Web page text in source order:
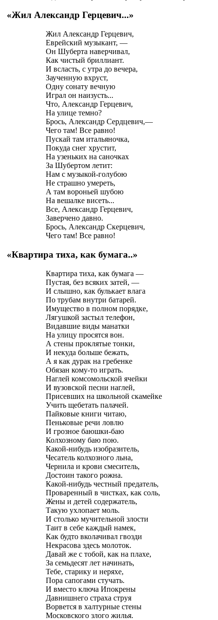
«Жил Александр Герцевич...»
Жил Александр Герцевич,
Еврейский музыкант, —
Он Шуберта наверчивал,
Как чистый бриллиант.
И всласть, с утра до вечера,
Заученную вхруст,
Одну сонату вечную
Играл он наизусть...
Что, Александр Герцевич,
На улице темно?
Брось, Александр Сердцевич,—
Чего там! Все равно!
Пускай там итальяночка,
Покуда снег хрустит,
На узеньких на саночках
За Шубертом летит:
Нам с музыкой-голубою
Не страшно умереть,
А там вороньей шубою
На вешалке висеть...
Все, Александр Герцевич,
Заверчено давно.
Брось, Александр Скерцевич,
Чего там! Все равно!
«Квартира тиха, как бумага..»
Квартира тиха, как бумага —
Пустая, без всяких затей, —
И слышно, как булькает влага
По трубам внутри батарей.
Имущество в полном порядке,
Лягушкой застыл телефон,
Видавшие виды манатки
На улицу просятся вон.
А стены проклятые тонки,
И некуда больше бежать,
А я как дурак на гребенке
Обязан кому-то играть.
Наглей комсомольской ячейки
И вузовской песни наглей,
Присевших на школьной скамейке
Учить щебетать палачей.
Пайковые книги читаю,
Пеньковые речи ловлю
И грозное баюшки-баю
Колхозному баю пою.
Какой-нибудь изобразитель,
Чесатель колхозного льна,
Чернила и крови смеситель,
Достоин такого рожна.
Какой-нибудь честный предатель,
Проваренный в чистках, как соль,
Жены и детей содержатель,
Такую ухлопает моль.
И столько мучительной злости
Таит в себе каждый намек,
Как будто вколачивал гвозди
Некрасова здесь молоток.
Давай же с тобой, как на плахе,
За семьдесят лет начинать,
Тебе, старику и неряхе,
Пора сапогами стучать.
И вместо ключа Ипокрены
Давнишнего страха струя
Ворвется в халтурные стены
Московского злого жилья.